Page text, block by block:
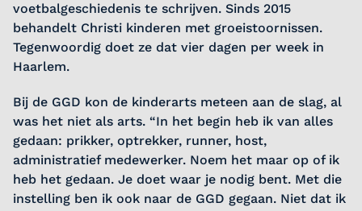
voetbalgeschiedenis te schrijven. Sinds 2015
behandelt Christi kinderen met groeistoornissen.
Tegenwoordig doet ze dat vier dagen per week in
Haarlem.
Bij de GGD kon de kinderarts meteen aan de slag, al
was het niet als arts. “In het begin heb ik van alles
gedaan: prikker, optrekker, runner, host,
administratief medewerker. Noem het maar op of ik
heb het gedaan. Je doet waar je nodig bent. Met die
instelling ben ik ook naar de GGD gegaan. Niet dat ik